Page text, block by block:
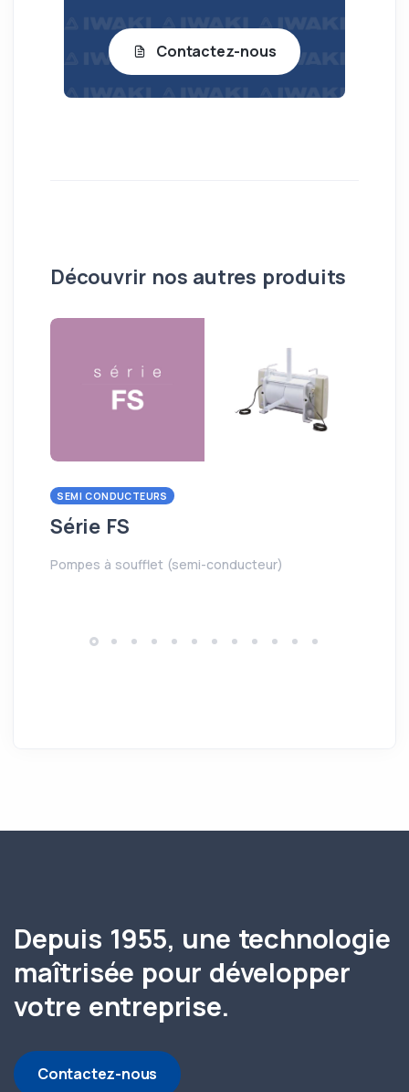
Contactez-nous
Découvrir nos autres produits
SEMI CONDUCTEURS
Série FS
Pompes à soufflet (semi-conducteur)
Depuis 1955, une technologie
maîtrisée pour développer
votre entreprise.
Contactez-nous